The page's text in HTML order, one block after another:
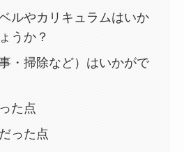
ルやカリキュラムはいか
うか？
・掃除など）はいかがで
た点
った点